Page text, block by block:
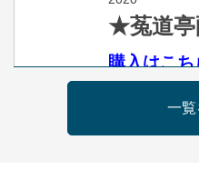
★菟道
購入はこ
昼
日
一覧